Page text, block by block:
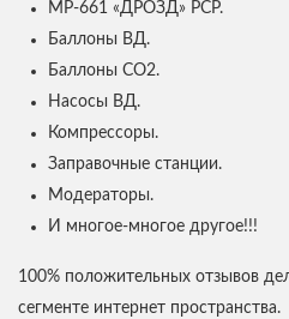
МР-661 «ДРОЗД» PCP.
Баллоны ВД.
Баллоны СО2.
Насосы ВД.
Компрессоры.
Заправочные станции.
Модераторы.
И многое-многое другое!!!
100% положительных отзывов
сегменте интернет пространства.